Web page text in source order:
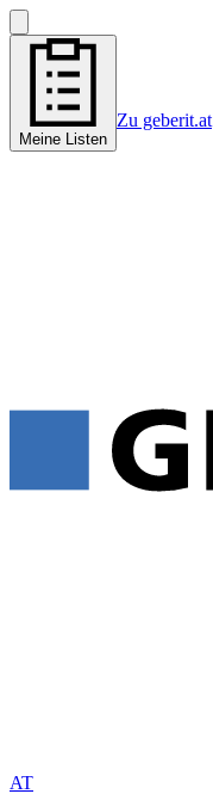
Meine Listen
Zu geberit.at
AT